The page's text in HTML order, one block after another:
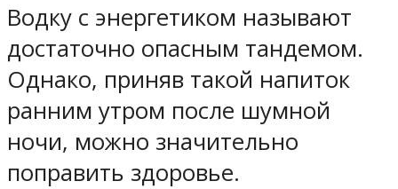
Водку с энергетиком называют
достаточно опасным тандемом.
Однако, приняв такой напиток
ранним утром после шумной
ночи, можно значительно
поправить здоровье.